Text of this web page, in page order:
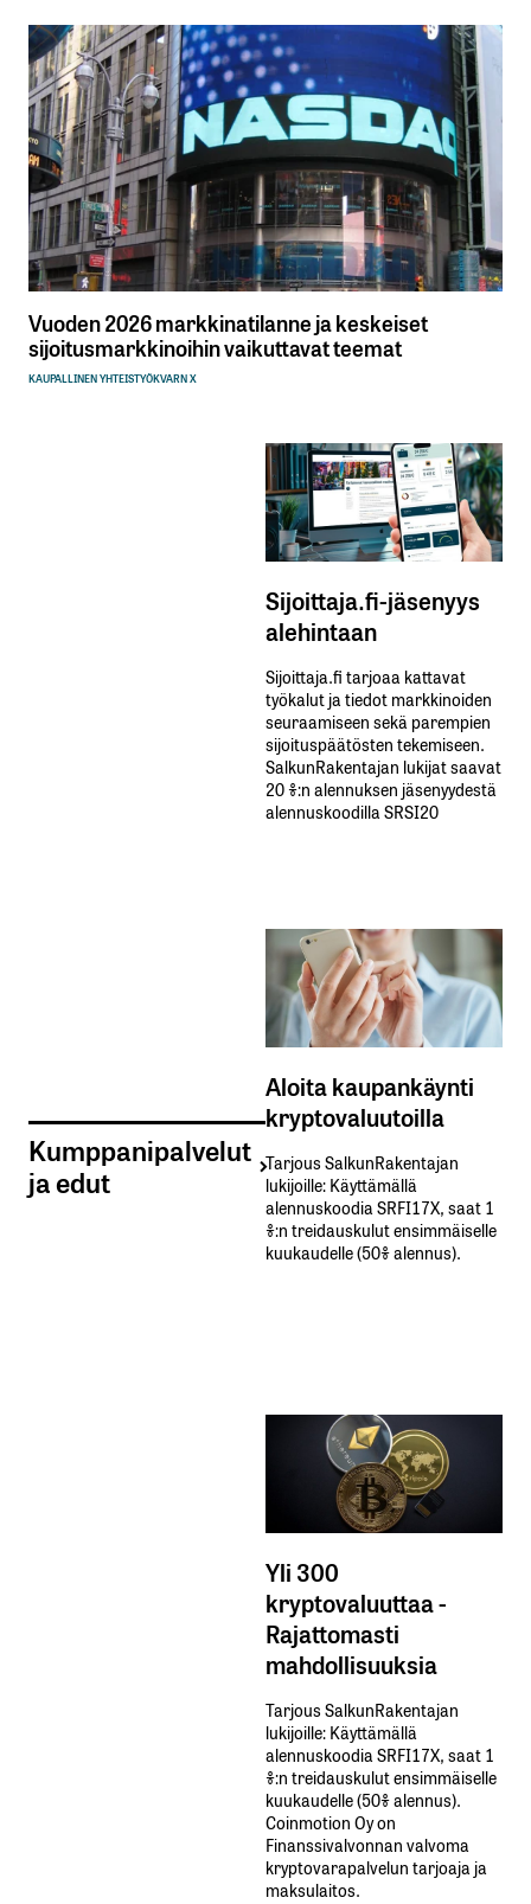
Vuoden 2026 markkinatilanne ja keskeiset
sijoitusmarkkinoihin vaikuttavat teemat
KAUPALLINEN YHTEISTYÖKVARN X
Kumppanipalvelut
ja edut
Sijoittaja.fi-jäsenyys
alehintaan
Sijoittaja.fi tarjoaa kattavat
työkalut ja tiedot markkinoiden
seuraamiseen sekä parempien
sijoituspäätösten tekemiseen.
SalkunRakentajan lukijat saavat
20 %:n alennuksen jäsenyydestä
alennuskoodilla SRSI20
Aloita kaupankäynti
kryptovaluutoilla
Tarjous SalkunRakentajan
lukijoille: Käyttämällä​ ​
alennuskoodia​ ​SRFI17X,​ ​saat​ ​1
%:n treidauskulut​ ​ensimmäiselle​ ​
kuukaudelle​ ​(50%​ ​alennus).
Yli 300
kryptovaluuttaa -
Rajattomasti
mahdollisuuksia
Tarjous SalkunRakentajan
lukijoille: Käyttämällä​ ​
alennuskoodia​ ​SRFI17X,​ ​saat​ ​1
%:n treidauskulut​ ​ensimmäiselle​ ​
kuukaudelle​ ​(50%​ ​alennus).
Coinmotion Oy on
Finanssivalvonnan valvoma
kryptovarapalvelun tarjoaja ja
maksulaitos.